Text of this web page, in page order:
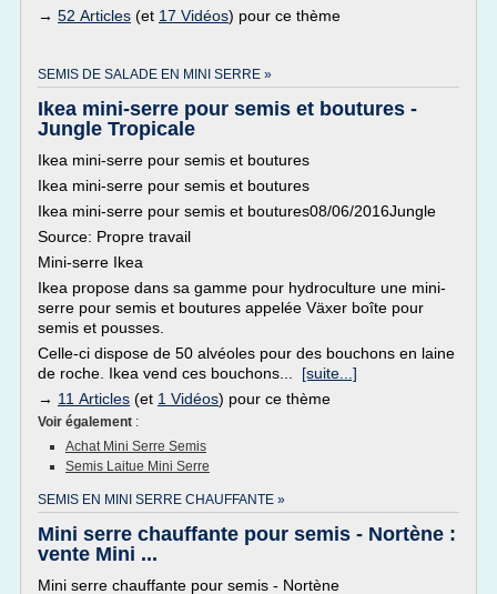
→ 52 Articles (et 17 Vidéos) pour ce thème
SEMIS DE SALADE EN MINI SERRE »
Ikea mini-serre pour semis et boutures -
Jungle Tropicale
Ikea mini-serre pour semis et boutures
Ikea mini-serre pour semis et boutures
Ikea mini-serre pour semis et boutures08/06/2016Jungle
Source: Propre travail
Mini-serre Ikea
Ikea propose dans sa gamme pour hydroculture une mini-
serre pour semis et boutures appelée Växer boîte pour
semis et pousses.
Celle-ci dispose de 50 alvéoles pour des bouchons en laine
de roche. Ikea vend ces bouchons... [suite...]
→ 11 Articles (et 1 Vidéos) pour ce thème
Voir également :
Achat Mini Serre Semis
Semis Laitue Mini Serre
SEMIS EN MINI SERRE CHAUFFANTE »
Mini serre chauffante pour semis - Nortène :
vente Mini ...
Mini serre chauffante pour semis - Nortène